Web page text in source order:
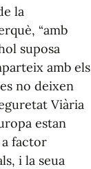
la
“amb
suposa
amb els
no deixen
Viària
estan
factor
i la seua